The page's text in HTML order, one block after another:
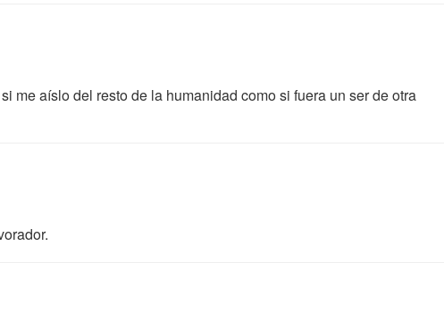
me aíslo del resto de la humanidad como si fuera un ser de otra